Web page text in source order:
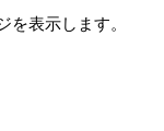
表示します。